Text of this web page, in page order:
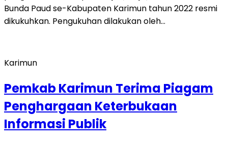
Bunda Paud se-Kabupaten Karimun tahun 2022 resmi
dikukuhkan. Pengukuhan dilakukan oleh…
Karimun
Pemkab Karimun Terima Piagam
Penghargaan Keterbukaan
Informasi Publik